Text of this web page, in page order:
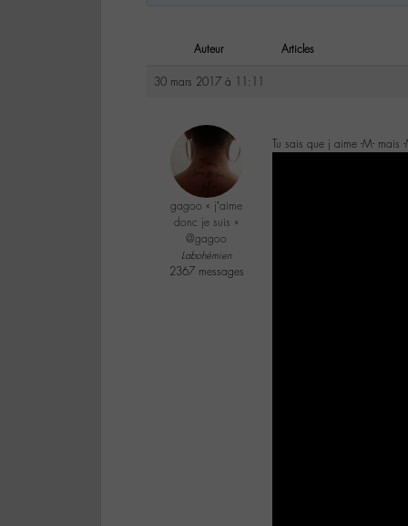
Auteur Articles
30 mars 2017 à 11:11
gagoo « j’aime
donc je suis »
@gagoo
Labohémien
2367 messages
Tu sais que j aime -M- mais